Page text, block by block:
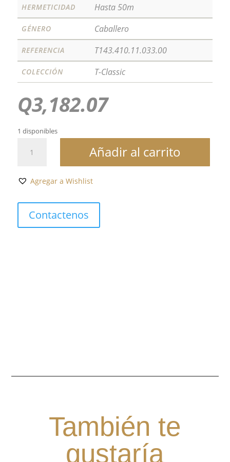
HERMETICIDAD Hasta 50m
GÉNERO Caballero
REFERENCIA T143.410.11.033.00
COLECCIÓN T-Classic
Q3,182.07
1 disponibles
40MM
Añadir al carrito
Agregar a Wishlist
Contactenos
También te
gustaría